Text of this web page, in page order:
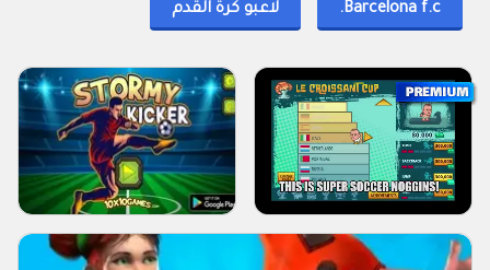
Barcelona f.c. لاعبو كرة القدم